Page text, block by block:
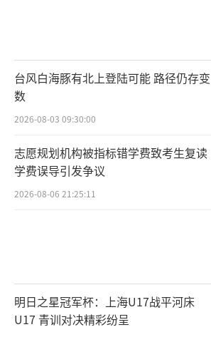
台风白海豚有北上登陆可能 路径仍存变
数
2026-08-03 09:30:00
志愿规划机构被指标错学费致考生复读
学费误导引发争议
2026-08-06 21:25:11
明日之星冠军杯：上海U17战平河床
U17 青训对决精彩纷呈